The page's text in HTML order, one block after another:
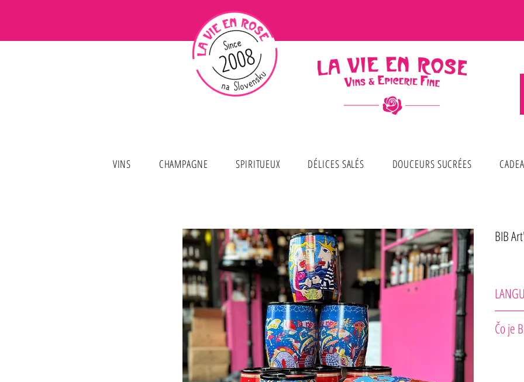
BIB
Čo je
VINS CHAMPAGNE SPIRITUEUX DÉLICES SALÉS DOUCEURS SUCRÉES